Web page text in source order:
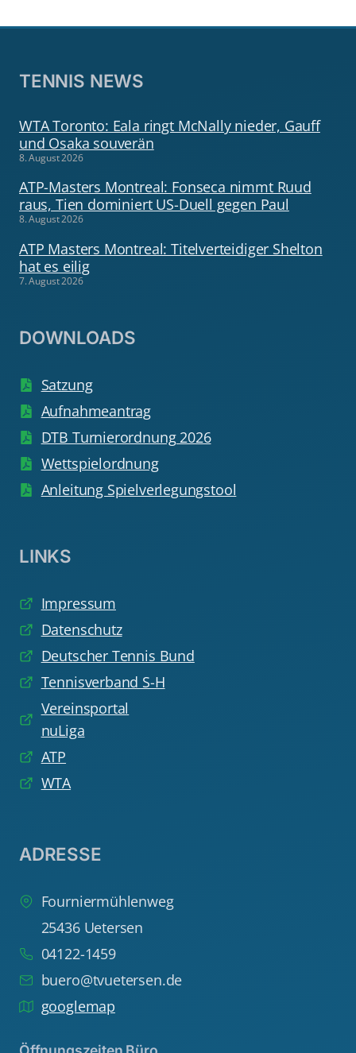
TENNIS NEWS
WTA Toronto: Eala ringt McNally nieder, Gauff
und Osaka souverän
8. August 2026
ATP-Masters Montreal: Fonseca nimmt Ruud
raus, Tien dominiert US-Duell gegen Paul
8. August 2026
ATP Masters Montreal: Titelverteidiger Shelton
hat es eilig
7. August 2026
DOWNLOADS
Satzung
Aufnahmeantrag
DTB Turnierordnung 2026
Wettspielordnung
Anleitung Spielverlegungstool
LINKS
Impressum
Datenschutz
Deutscher Tennis Bund
Tennisverband S-H
Vereinsportal
nuLiga
ATP
WTA
ADRESSE
Fourniermühlenweg
25436 Uetersen
04122-1459
buero@tvuetersen.de
googlemap